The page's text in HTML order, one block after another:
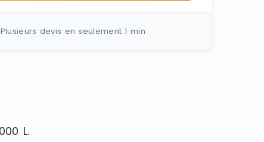
Plusieurs devis en seulement 1 min
L.